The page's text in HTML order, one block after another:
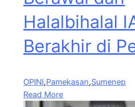
Halalbihalal
Berakhir di
OPINI,Pamekasan,Sumenep
Read More